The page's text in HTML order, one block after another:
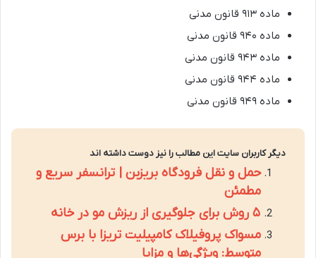
ماده ۹۱۳ قانون مدنی
ماده ۹۴۰ قانون مدنی
ماده ۹۴۳ قانون مدنی
ماده ۹۴۴ قانون مدنی
ماده ۹۴۹ قانون مدنی
دیگر کاربران سایت این مطالب را نیز دوست داشته اند
حمل و نقل فرودگاه بریزبن | ترانسفر سریع و
مطمئن
مسواک پروفیلاک کامپیلیت تریزا با برس
متوسط: ویژگی‌ها و مزایا